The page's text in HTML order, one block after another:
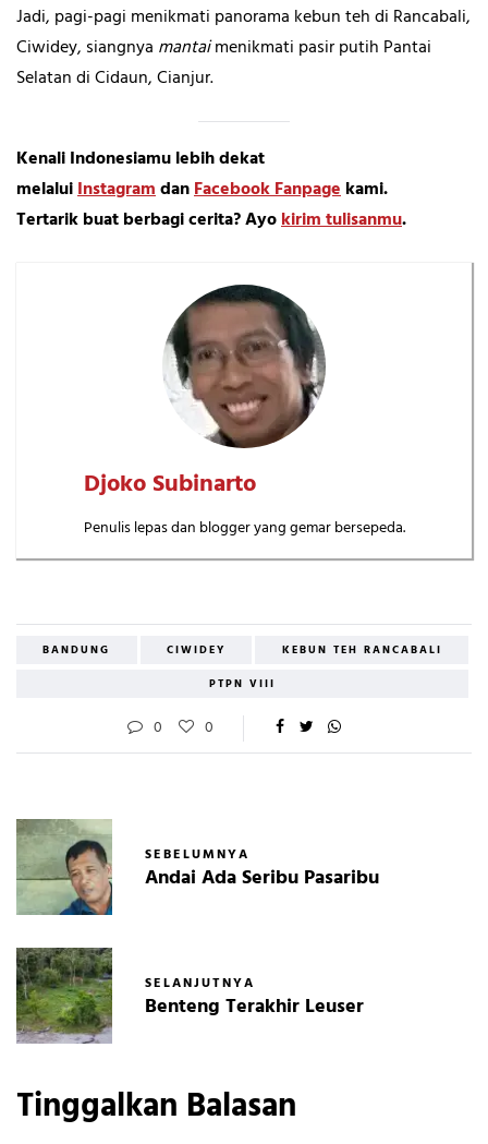
Jadi, pagi-pagi menikmati panorama kebun teh di Rancabali,
Ciwidey, siangnya mantaimenikmati pasir putih Pantai
Selatan di Cidaun, Cianjur.
Kenali Indonesiamu lebih dekat
melaluiInstagramdanFacebook Fanpagekami.
Tertarik buat berbagi cerita? Ayokirim tulisanmu.
Djoko Subinarto
Penulis lepas dan blogger yang gemar bersepeda.
BANDUNG CIWIDEY
KEBUN TEH RANCABALI
PTPN VIII
0 0
SEBELUMNYA
Andai Ada Seribu Pasaribu
SELANJUTNYA
Benteng Terakhir Leuser
Tinggalkan Balasan